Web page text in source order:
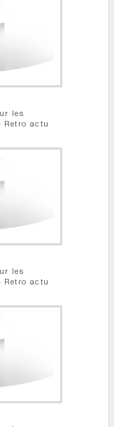
les
Retro actu
les
Retro actu